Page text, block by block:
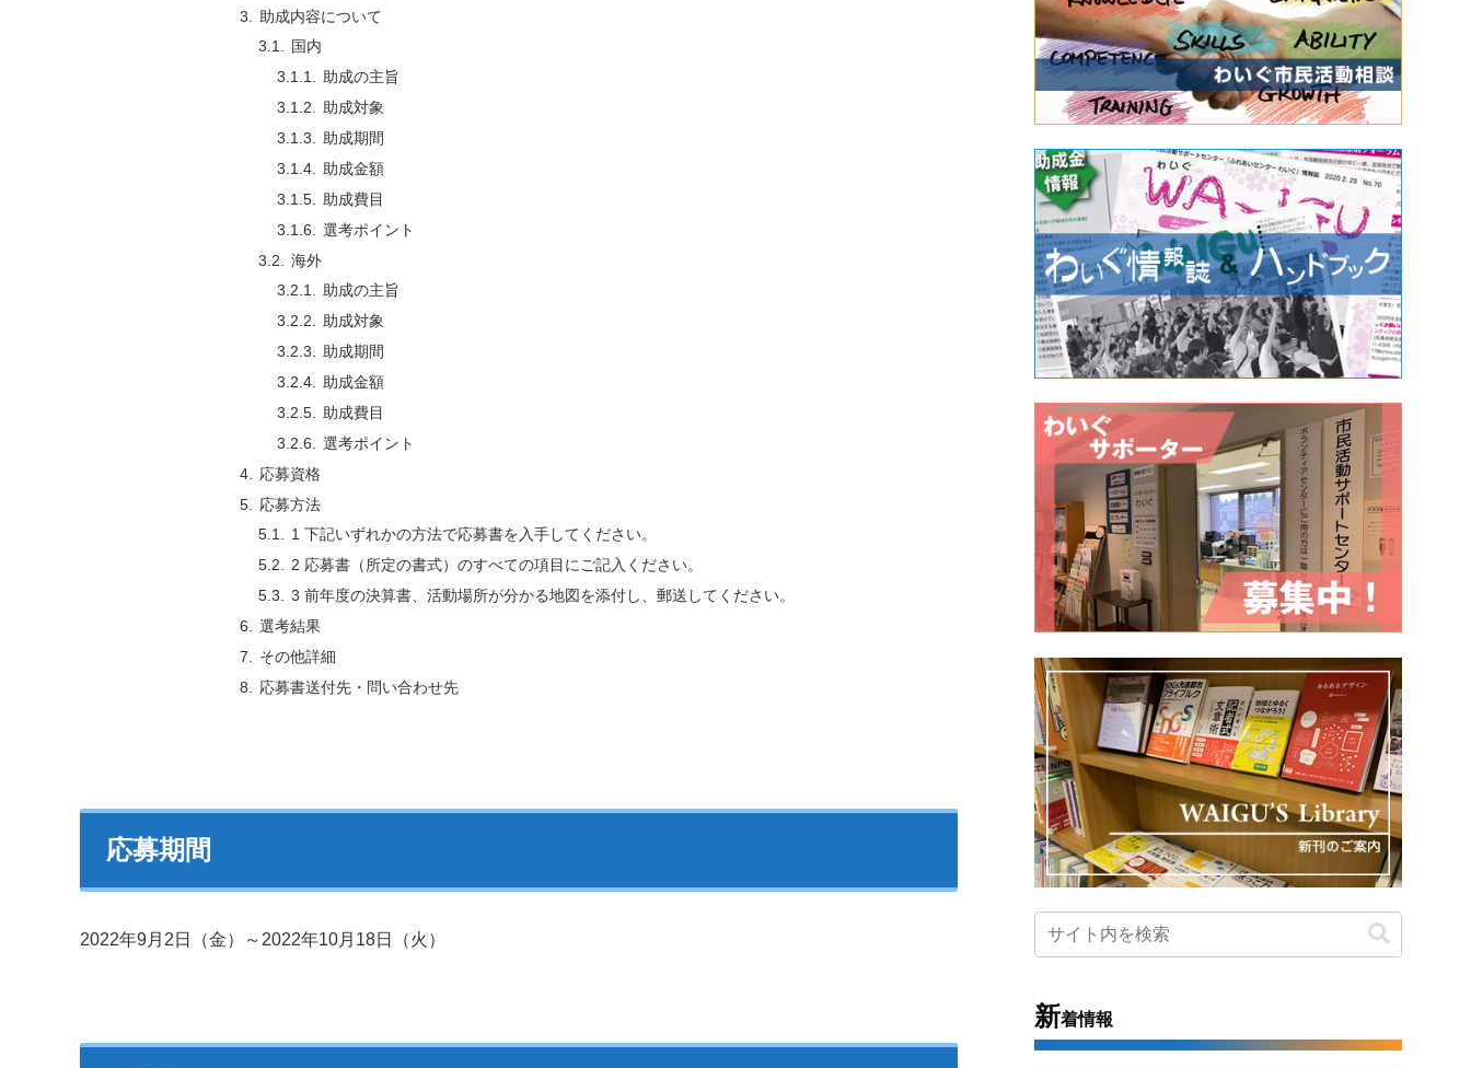
助成内容について
国内
助成の主旨
助成対象
助成期間
助成金額
助成費目
選考ポイント
海外
助成の主旨
助成対象
助成期間
助成金額
助成費目
選考ポイント
応募資格
応募方法
1 下記いずれかの方法で応募書を入手してください。
2 応募書（所定の書式）のすべての項目にご記入ください。
3 前年度の決算書、活動場所が分かる地図を添付し、郵送してください。
選考結果
その他詳細
応募書送付先・問い合わせ先
応募期間
2022年9月2日（金）～2022年10月18日（火）
新着情報